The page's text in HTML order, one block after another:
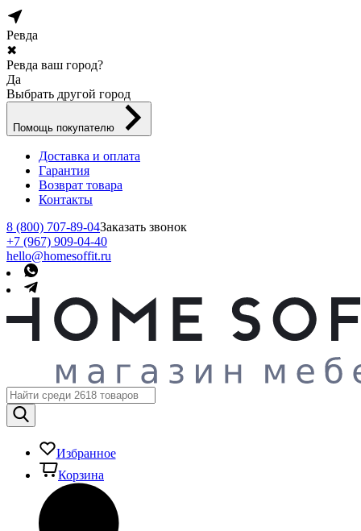
Ревда
✖
Ревда ваш город?
Да
Выбрать другой город
Помощь покупателю
Доставка и оплата
Гарантия
Возврат товара
Контакты
8 (800) 707-89-04Заказать звонок
+7 (967) 909-04-40
hello@homesoffit.ru
Избранное
Корзина